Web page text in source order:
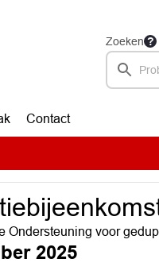
Zoeken
Contact
Ondersteuning voor
2025